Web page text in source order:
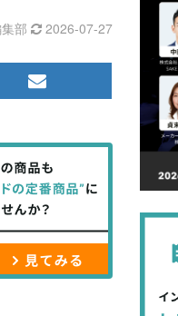
部 2026-07-27
メ
マ
ガ
登
録
す